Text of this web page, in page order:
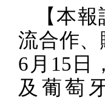
【本
流合作
6 月 15 日
及葡萄